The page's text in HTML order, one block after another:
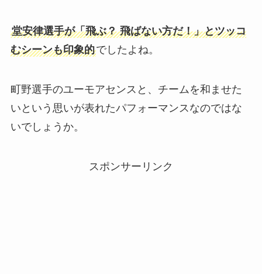
堂安律選手が「飛ぶ？ 飛ばない方だ！」とツッコ
むシーンも印象的でしたよね。
町野選手のユーモアセンスと、チームを和ませた
いという思いが表れたパフォーマンスなのではな
いでしょうか。
スポンサーリンク